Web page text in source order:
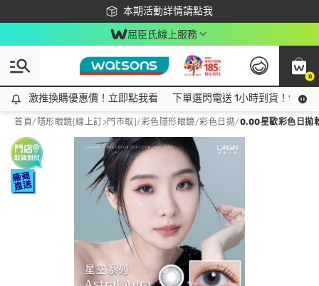
本期活動詳情請點我
下載app最高回饋$350
屈臣氏線上服務
0
激推換購優惠價！立即點我看
激推換購優惠價！立即點我看 下單選閃電送 1小時到貨！領神
首頁/ 隱形眼鏡[線上訂>門市取]/彩色隱形眼鏡/彩色日拋/0.00星歐彩色日拋